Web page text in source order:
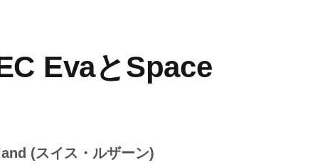
EvaとSpace
(スイス・ルザーン)